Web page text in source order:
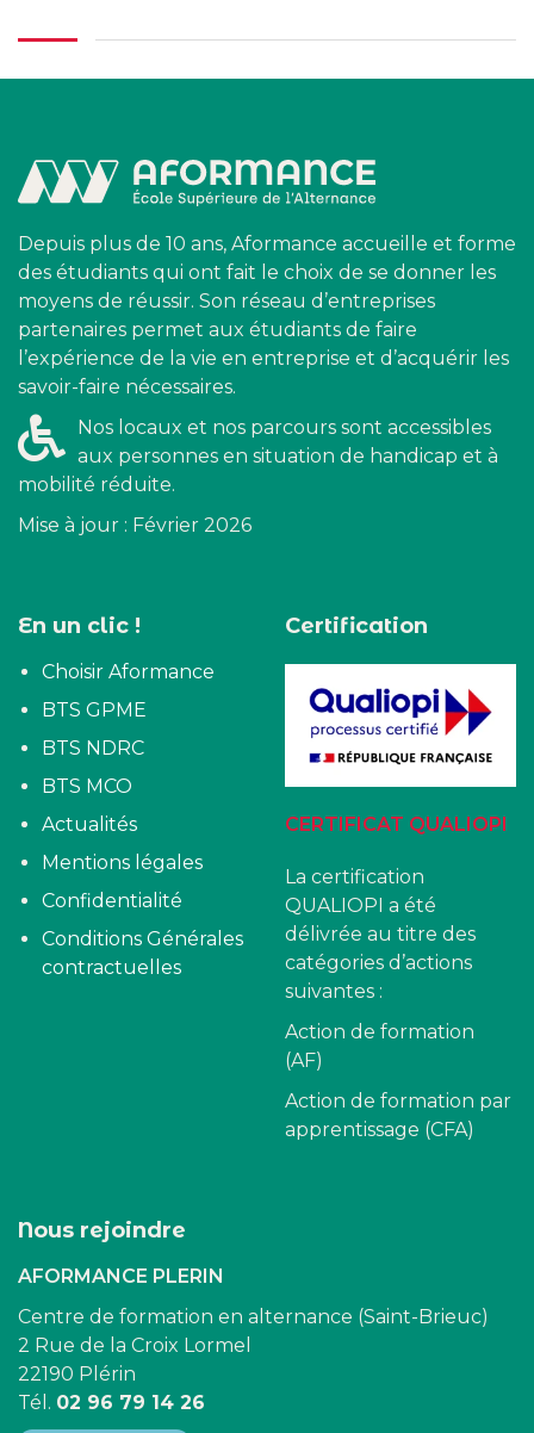
Depuis plus de 10 ans, Aformance accueille et forme
des étudiants qui ont fait le choix de se donner les
moyens de réussir. Son réseau d’entreprises
partenaires permet aux étudiants de faire
l’expérience de la vie en entreprise et d’acquérir les
savoir-faire nécessaires.
Nos locaux et nos parcours sont accessibles
aux personnes en situation de handicap et à
mobilité réduite.
Mise à jour : Février 2026
En un clic !
Choisir Aformance
BTS GPME
BTS NDRC
BTS MCO
Actualités
Mentions légales
Confidentialité
Conditions Générales
contractuelles
Certification
CERTIFICAT QUALIOPI
La certification
QUALIOPI a été
délivrée au titre des
catégories d’actions
suivantes :
Action de formation
(AF)
Action de formation par
apprentissage (CFA)
Nous rejoindre
AFORMANCE PLERIN
Centre de formation en alternance (Saint-Brieuc)
2 Rue de la Croix Lormel
22190 Plérin
Tél. 02 96 79 14 26